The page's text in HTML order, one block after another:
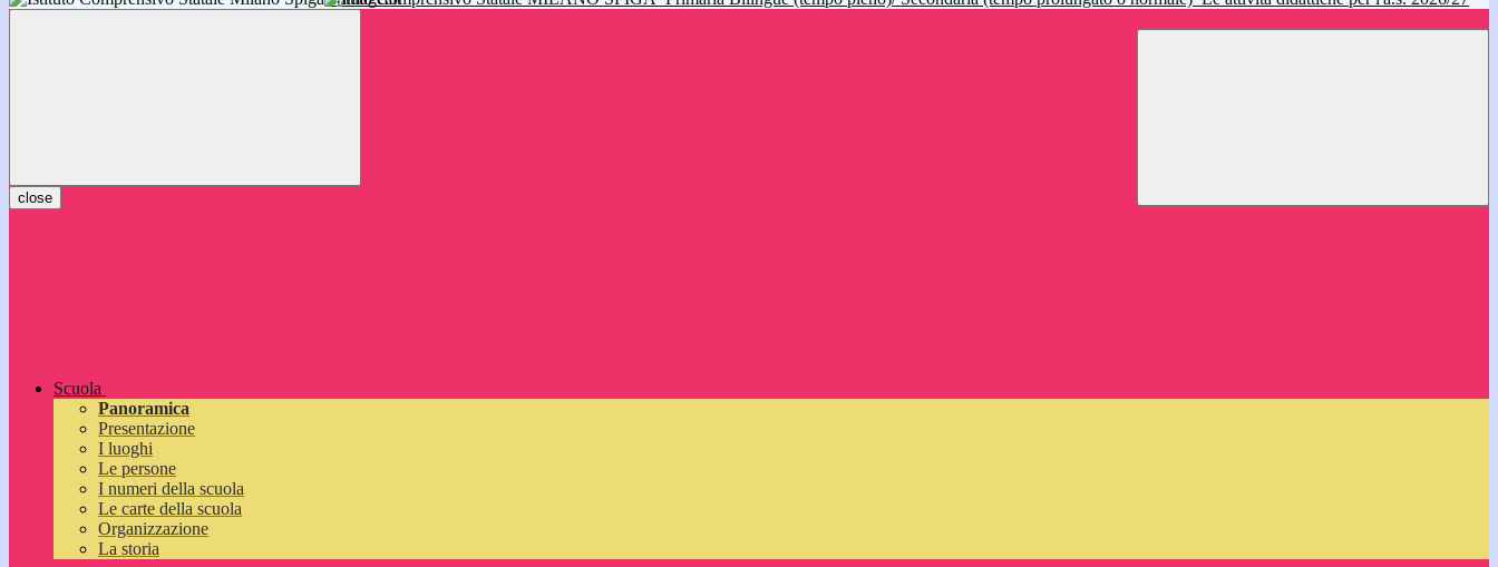
inizieranno il 14 settembre 2026: vi aspettiamo!
close
Scuola
Panoramica
Presentazione
I luoghi
Le persone
I numeri della scuola
Le carte della scuola
Organizzazione
La storia